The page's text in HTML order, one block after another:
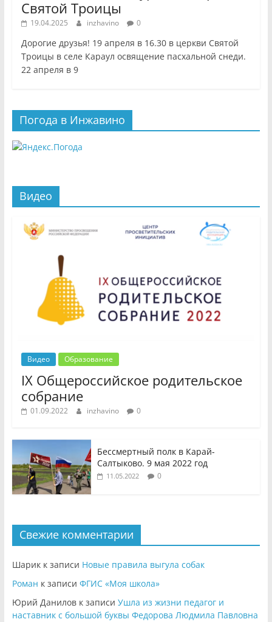
Святой Троицы
19.04.2025 inzhavino 0
Дорогие друзья! 19 апреля в 16.30 в церкви Святой
Троицы в селе Караул освящение пасхальной снеди.
22 апреля в 9
Погода в Инжавино
Видео
Видео Образование
IX Общероссийское родительское
собрание
01.09.2022 inzhavino 0
Бессмертный полк в Карай-
Салтыково. 9 мая 2022 год
11.05.2022 0
Свежие комментарии
Шарикк записи Новые правила выгула собак
Роман к записи ФГИС «Моя школа»
Юрий Даниловк записи Ушла из жизни педагог и
наставник с большой буквы Федорова Людмила Павловна